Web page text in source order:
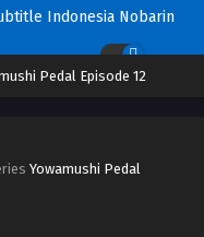
Pedal Episode 12
Yowamushi Pedal